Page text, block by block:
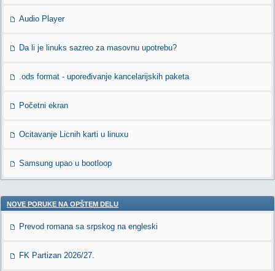
Audio Player
Da li je linuks sazreo za masovnu upotrebu?
.ods format - upoređivanje kancelarijskih paketa
Početni ekran
Ocitavanje Licnih karti u linuxu
Samsung upao u bootloop
NOVE PORUKE NA OPŠTEM DELU
Prevod romana sa srpskog na engleski
FK Partizan 2026/27.